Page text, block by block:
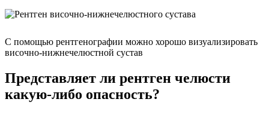
С помощью рентгенографии можно хорошо визуализировать
височно-нижнечелюстной сустав
Представляет ли рентген челюсти
какую-либо опасность?